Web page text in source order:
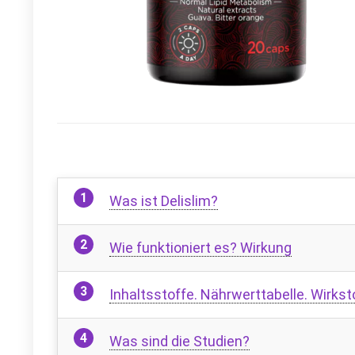
Was ist Delislim?
Wie funktioniert es? Wirkung
Inhaltsstoffe. Nährwerttabelle.
Was sind die Studien?